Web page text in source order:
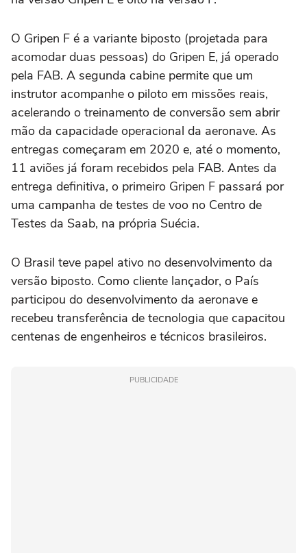
O Gripen F é a variante biposto (projetada para
acomodar duas pessoas) do Gripen E, já operado
pela FAB. A segunda cabine permite que um
instrutor acompanhe o piloto em missões reais,
acelerando o treinamento de conversão sem abrir
mão da capacidade operacional da aeronave. As
entregas começaram em 2020 e, até o momento,
11 aviões já foram recebidos pela FAB. Antes da
entrega definitiva, o primeiro Gripen F passará por
uma campanha de testes de voo no Centro de
Testes da Saab, na própria Suécia.
O Brasil teve papel ativo no desenvolvimento da
versão biposto. Como cliente lançador, o País
participou do desenvolvimento da aeronave e
recebeu transferência de tecnologia que capacitou
centenas de engenheiros e técnicos brasileiros.
PUBLICIDADE